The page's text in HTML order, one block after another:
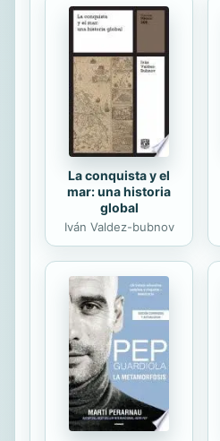
el crecimiento
económicas
continente.
La conquista y el
mar: una historia
global
Iván Valdez-bubnov